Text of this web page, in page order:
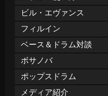
ビル・エヴァンス
フィルイン
ベース＆ドラム対談
ボサノバ
ポップスドラム
メディア紹介